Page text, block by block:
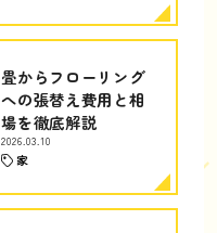
畳からフローリング
への張替え費用と相
場を徹底解説
2026.03.10
家